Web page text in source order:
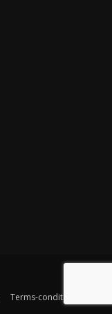
Terms-conditions